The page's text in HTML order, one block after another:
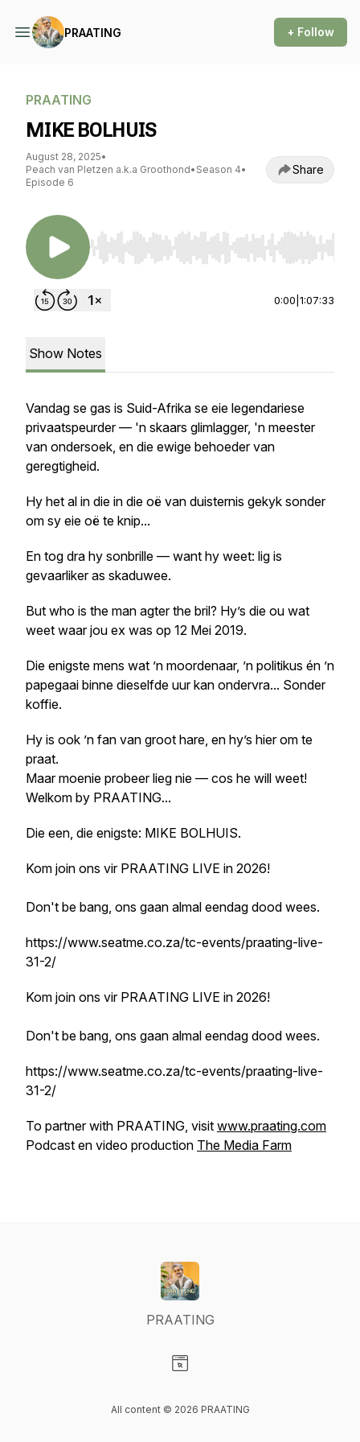
PRAATING + Follow
PRAATING
MIKE BOLHUIS
August 28, 2025•
Peach van Pletzen a.k.a Groothond• Season 4•
Episode 6
Share
Use Left/Right to seek, Home/End to jump to
0:00 1:07:33
Show Notes
Vandag se gas is Suid-Afrika se eie legendariese
privaatspeurder — 'n skaars glimlagger, 'n meester
van ondersoek, en die ewige behoeder van
geregtigheid.
Hy het al in die in die oë van duisternis gekyk sonder
om sy eie oë te knip...
En tog dra hy sonbrille — want hy weet: lig is
gevaarliker as skaduwee.
But who is the man agter the bril? Hy’s die ou wat
weet waar jou ex was op 12 Mei 2019.
Die enigste mens wat ’n moordenaar, ’n politikus én ’n
papegaai binne dieselfde uur kan ondervra... Sonder
koffie.
Hy is ook ’n fan van groot hare, en hy’s hier om te
praat.
Maar moenie probeer lieg nie — cos he will weet!
Welkom by PRAATING...
Die een, die enigste: MIKE BOLHUIS.
Kom join ons vir PRAATING LIVE in 2026!
Don't be bang, ons gaan almal eendag dood wees.
https://www.seatme.co.za/tc-events/praating-live-
31-2/
Kom join ons vir PRAATING LIVE in 2026!
Don't be bang, ons gaan almal eendag dood wees.
https://www.seatme.co.za/tc-events/praating-live-
31-2/
To partner with PRAATING, visit www.praating.com
Podcast en video production The Media Farm
PRAATING
All content © 2026 PRAATING